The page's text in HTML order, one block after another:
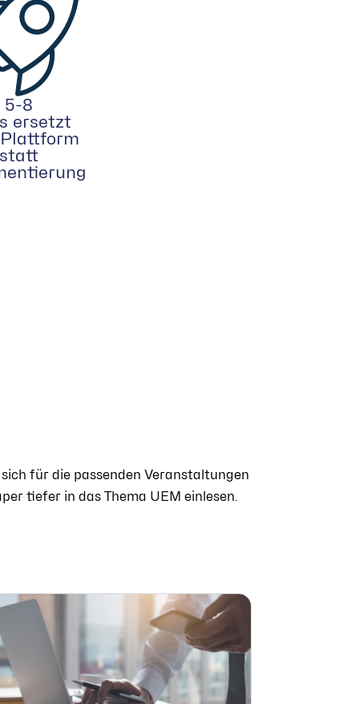
5-8
ersetzt
statt
für die passenden Veranstaltungen
tiefer in das Thema UEM einlesen.